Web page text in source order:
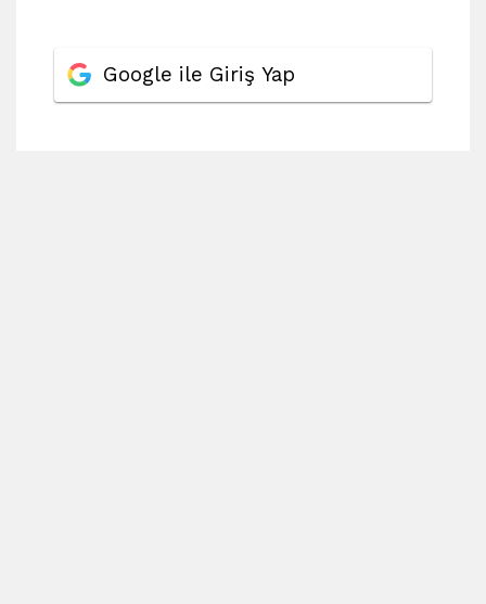
Google ile Giriş Yap